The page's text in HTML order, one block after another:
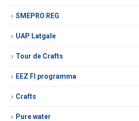
SMEPRO REG
UAP Latgale
Tour de Crafts
EEZ FI programma
Crafts
Pure water